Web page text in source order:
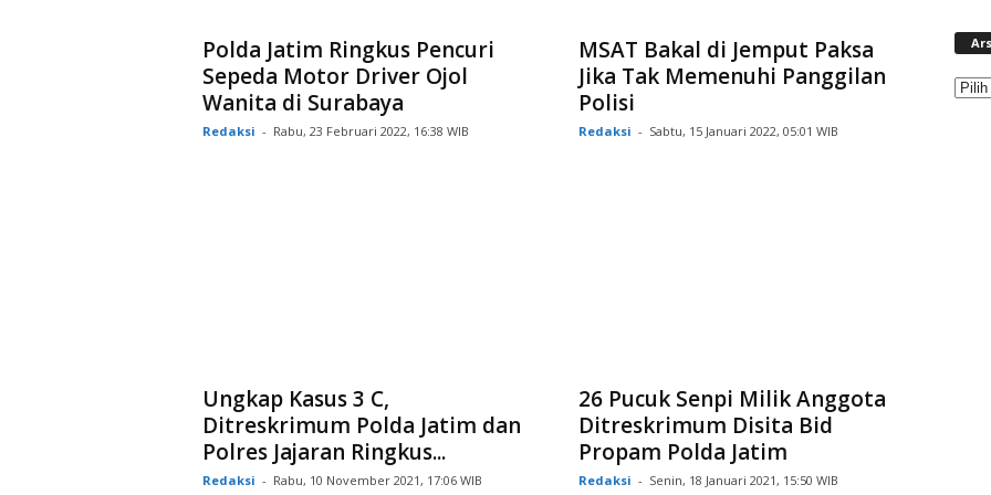
Polda Jatim Ringkus Pencuri
Sepeda Motor Driver Ojol
Wanita di Surabaya
Redaksi - Rabu, 23 Februari 2022, 16:38 WIB
MSAT Bakal di Jemput Paksa
Jika Tak Memenuhi Panggilan
Polisi
Redaksi - Sabtu, 15 Januari 2022, 05:01 WIB
Ungkap Kasus 3 C,
Ditreskrimum Polda Jatim dan
Polres Jajaran Ringkus...
Redaksi - Rabu, 10 November 2021, 17:06 WIB
26 Pucuk Senpi Milik Anggota
Ditreskrimum Disita Bid
Propam Polda Jatim
Redaksi - Senin, 18 Januari 2021, 15:50 WIB